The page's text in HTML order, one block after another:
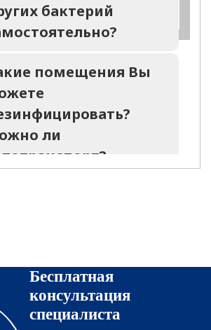
бактерий
помещения Вы
ли
средства
для
Бесплатная
консультация
специалиста